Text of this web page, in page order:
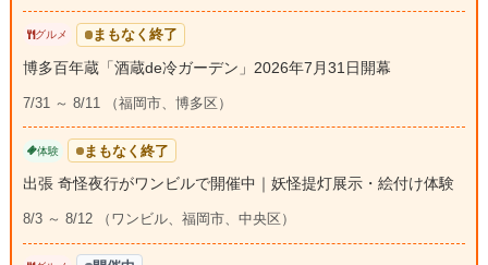
グルメ まもなく終了
博多百年蔵「酒蔵de冷ガーデン」2026年7月31日開幕
7/31 ～ 8/11 （福岡市、博多区）
体験 まもなく終了
出張 奇怪夜行がワンビルで開催中｜妖怪提灯展示・絵付け体験
8/3 ～ 8/12 （ワンビル、福岡市、中央区）